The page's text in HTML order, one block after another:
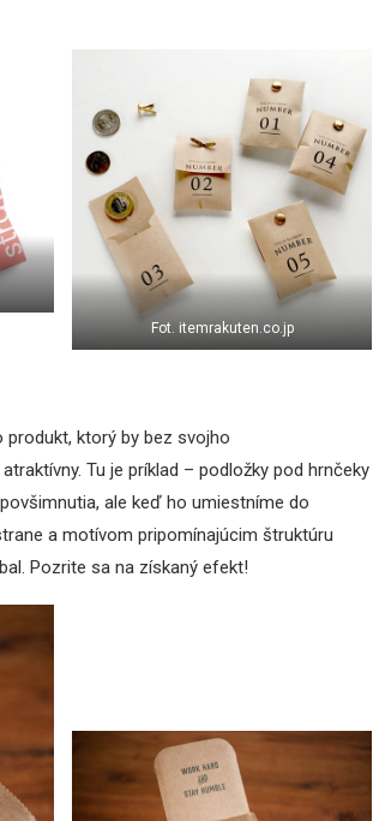
Fot. itemrakuten.co.jp
produkt, ktorý by bez svojho
Tu je príklad – podložky pod hrnčeky
ale keď ho umiestníme do
a motívom pripomínajúcim štruktúru
Pozrite sa na získaný efekt!